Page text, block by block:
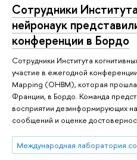
Сотрудники
нейронаук
конференции в Бордо
Сотрудники Института
участие в ежегодной
Mapping (OHBM), которая
Франции, в Бордо. Команда
восприятии дезинформирующих
сообщений и оценке
Международная лаборатория